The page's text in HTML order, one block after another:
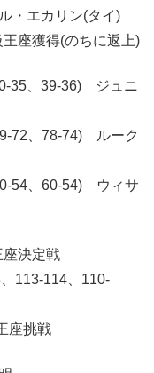
・エカリン(タイ)
座獲得(のちに返上)
35、39-36) ジュニ
72、78-74) ルーク
54、60-54) ウィサ
決定戦
113-114、110-
座挑戦